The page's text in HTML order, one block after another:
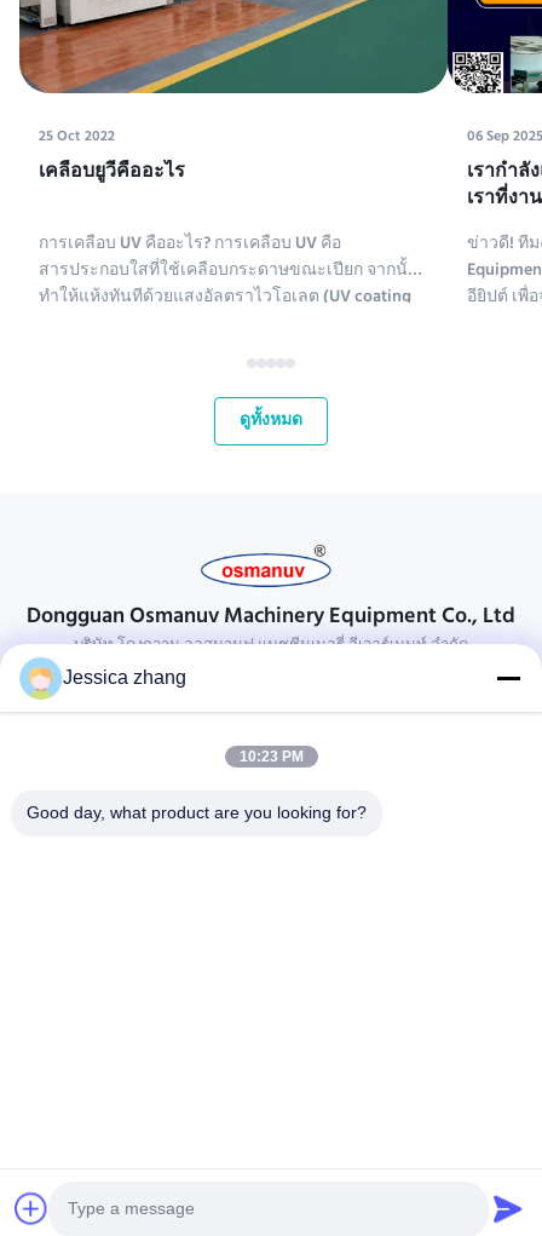
25 Oct 2022
เคลือบยูวีคืออะไร
การเคลือบ UV คืออะไร? การเคลือบ UV คือ
สารประกอบใสที่ใช้เคลือบกระดาษขณะเปียก จากนั้น
ทำให้แห้งทันทีด้วยแสงอัลตราไวโอเลต (UV coating
ชนิดที่ใช้เคลือบกระดาษ สารเคมีเคลือบ UV ประกอบ
ด้วยโพลีเอทิลีน แคลเซียมคาร์บอเนต และคาโอลิไนต์
สารประกอบเหล่านี้จะถูกทำให้บริส...
06 Sep 2025
เรากํา
เราที่งา
2025
ข่าวดี! ทีม
อียิปต์ เพื่
ดูทั้งหมด
Dongguan Osmanuv Machinery Equipment Co., Ltd
บริษัท โดงกวาน ออสมานูฟ แมชชีนเนอรี่ อีเวอร์เมนท์ จํากัด
ติดต่อ
28 อุตสาหกรรมที่สอง Liu chong wei, Wanjiang, DongGuan,
86-769 -88125248
Copyright © 2021-2026 Dongguan Osmanuv Machinery Equipment Co., Ltd.
Jessica zhang
10:23 PM
Good day, what product are you looking for?